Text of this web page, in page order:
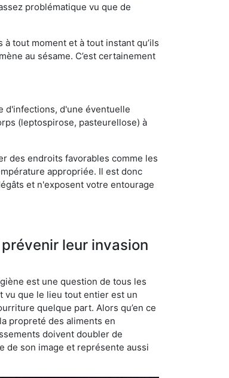
problématique vu que de
à tout moment et à tout instant qu’ils
au sésame. C’est certainement
d'infections, d'une éventuelle
(leptospirose, pasteurellose) à
des endroits favorables comme les
appropriée. Il est donc
et n'exposent votre entourage
leur invasion
est une question de tous les
vu que le lieu tout entier est un
quelque part. Alors qu’en ce
propreté des aliments en
doivent doubler de
de son image et représente aussi